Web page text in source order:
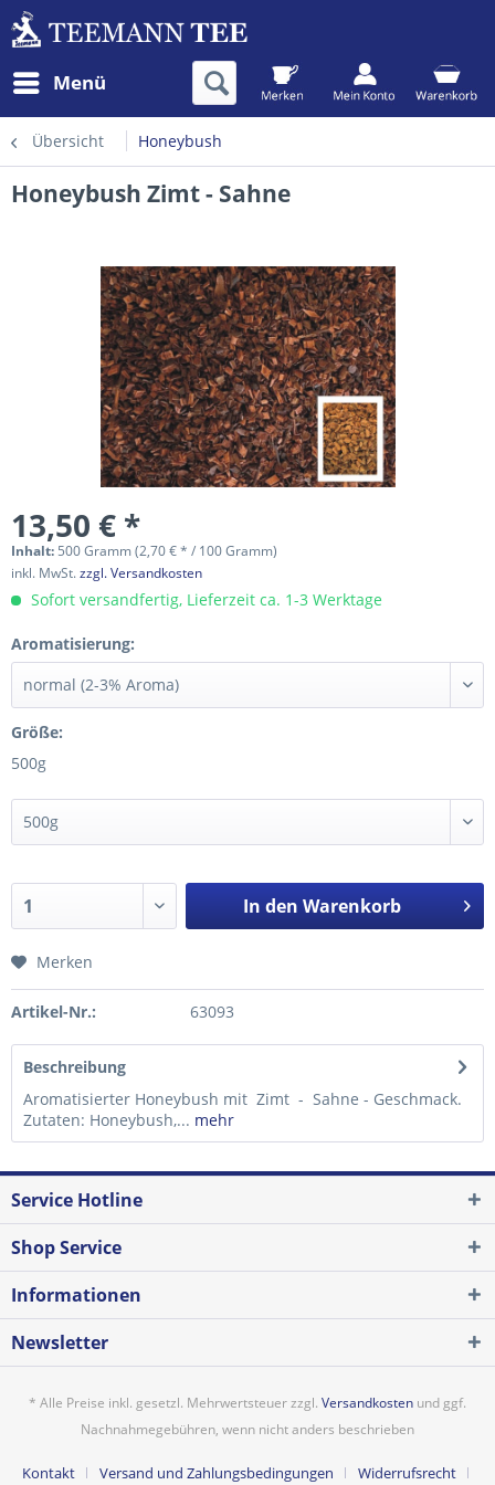
Menü
Übersicht Honeybush
Honeybush Zimt - Sahne
13,50 € *
Inhalt: 500 Gramm (2,70 € * / 100 Gramm)
inkl. MwSt.zzgl. Versandkosten
Sofort versandfertig, Lieferzeit ca. 1-3 Werktage
Aromatisierung:
Größe:
500g
In den Warenkorb
Merken
Artikel-Nr.: 63093
Beschreibung
Aromatisierter Honeybush mit Zimt - Sahne - Geschmack.
Zutaten: Honeybush,... mehr
Service Hotline
Shop Service
Informationen
Newsletter
* Alle Preise inkl. gesetzl. Mehrwertsteuer zzgl. Versandkosten und ggf.
Nachnahmegebühren, wenn nicht anders beschrieben
Kontakt Versand und Zahlungsbedingungen Widerrufsrecht